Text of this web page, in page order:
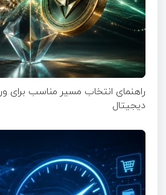
راهنمای انتخاب مسیر مناسب برای
دیجیتال